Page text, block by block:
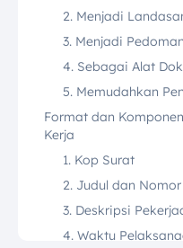
2. Menjadi
3. Menjadi
4. Sebagai Alat
5. Memudahkan
Format dan
Kerja
1. Kop Surat
2. Judul dan
3. Deskripsi
4. Waktu